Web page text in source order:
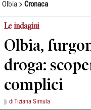
Olbia Cronaca
Le indagini
Olbia,
droga:
complici
di Tiziana Simula